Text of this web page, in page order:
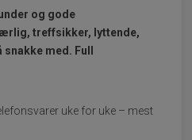
og gode
treffsikker, lyttende,
med. Full
uke for uke – mest